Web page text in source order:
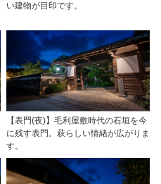
い建物が目印です。
【表門(夜)】毛利屋敷時代の石垣を今
に残す表門。萩らしい情緒が広がりま
す。